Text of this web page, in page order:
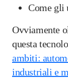
Come gli
Ovviamente
questa
ambiti:
industriali e